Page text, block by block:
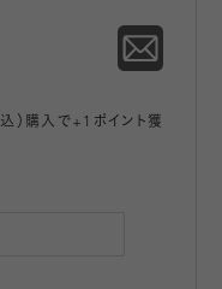
）購入で+1ポイント獲